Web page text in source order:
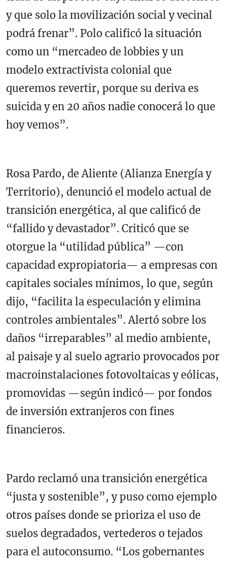
y que solo la movilización social y vecinal
podrá frenar”. Polo calificó la situación
como un “mercadeo de lobbies y un
modelo extractivista colonial que
queremos revertir, porque su deriva es
suicida y en 20 años nadie conocerá lo que
hoy vemos”.
Rosa Pardo, de Aliente (Alianza Energía y
Territorio), denunció el modelo actual de
transición energética, al que calificó de
“fallido y devastador”. Criticó que se
otorgue la “utilidad pública” —con
capacidad expropiatoria— a empresas con
capitales sociales mínimos, lo que, según
dijo, “facilita la especulación y elimina
controles ambientales”. Alertó sobre los
daños “irreparables” al medio ambiente,
al paisaje y al suelo agrario provocados por
macroinstalaciones fotovoltaicas y eólicas,
promovidas —según indicó— por fondos
de inversión extranjeros con fines
financieros.
Pardo reclamó una transición energética
“justa y sostenible”, y puso como ejemplo
otros países donde se prioriza el uso de
suelos degradados, vertederos o tejados
para el autoconsumo. “Los gobernantes